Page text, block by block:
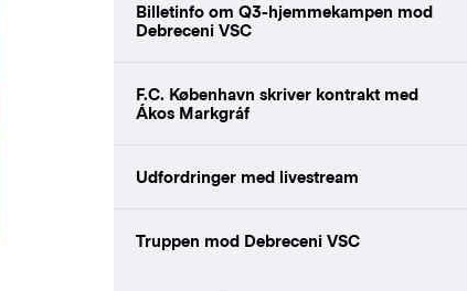
Billetinfo om Q3-hjemmekampen mod
Debreceni VSC
F.C. København skriver kontrakt med
Ákos Markgráf
Udfordringer med livestream
Truppen mod Debreceni VSC